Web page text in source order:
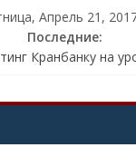
Апрель 21,
Последние:
Кранбанку на
с банковской
рублей